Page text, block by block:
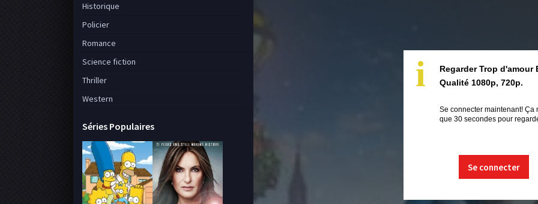
i
Regarder Trop d'amour
Qualité 1080p, 720p.
Se connecter maintenant! Ça
que 30 secondes pour
Se connecter
Historique
Policier
Romance
Science fiction
Thriller
Western
Séries Populaires